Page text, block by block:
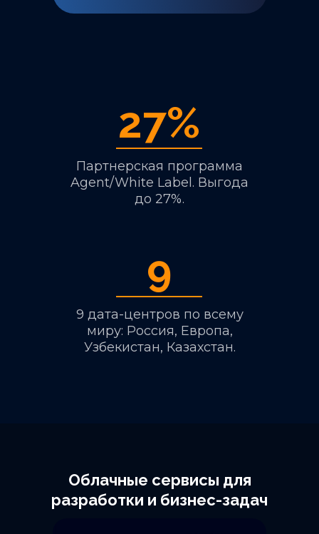
27%
Партнерская программа
Agent/White Label. Выгода
до 27%.
9 дата-центров по всему
миру: Россия, Европа,
Узбекистан, Казахстан.
9
Облачные сервисы для
разработки и бизнес-задач